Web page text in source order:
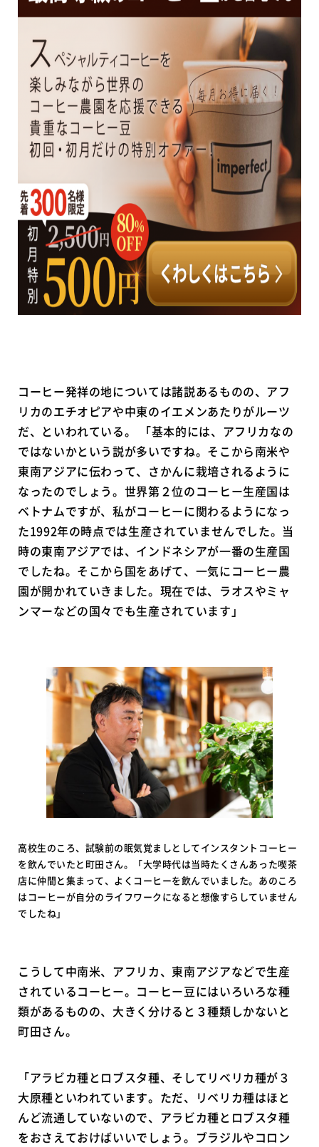
コーヒー発祥の地については諸説あるものの、アフ
リカのエチオピアや中東のイエメンあたりがルーツ
だ、といわれている。 「基本的には、アフリカなの
ではないかという説が多いですね。そこから南米や
東南アジアに伝わって、さかんに栽培されるように
なったのでしょう。世界第２位のコーヒー生産国は
ベトナムですが、私がコーヒーに関わるようになっ
た1992年の時点では生産されていませんでした。当
時の東南アジアでは、インドネシアが一番の生産国
でしたね。そこから国をあげて、一気にコーヒー農
園が開かれていきました。現在では、ラオスやミャ
ンマーなどの国々でも生産されています」
高校生のころ、試験前の眠気覚ましとしてインスタントコーヒー
を飲んでいたと町田さん。「大学時代は当時たくさんあった喫茶
店に仲間と集まって、よくコーヒーを飲んでいました。あのころ
はコーヒーが自分のライフワークになると想像すらしていません
でしたね」
こうして中南米、アフリカ、東南アジアなどで生産
されているコーヒー。コーヒー豆にはいろいろな種
類があるものの、大きく分けると３種類しかないと
町田さん。
「アラビカ種とロブスタ種、そしてリベリカ種が３
大原種といわれています。ただ、リベリカ種はほと
んど流通していないので、アラビカ種とロブスタ種
をおさえておけばいいでしょう。ブラジルやコロン